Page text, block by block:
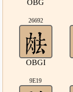
OBG
26692
OBGI
9E19